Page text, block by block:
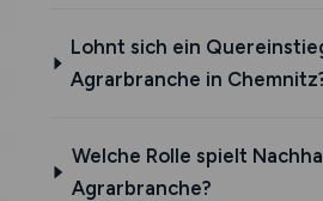
Lohnt sich ein
Agrarbranche in
Welche Rolle spielt
Agrarbranche?